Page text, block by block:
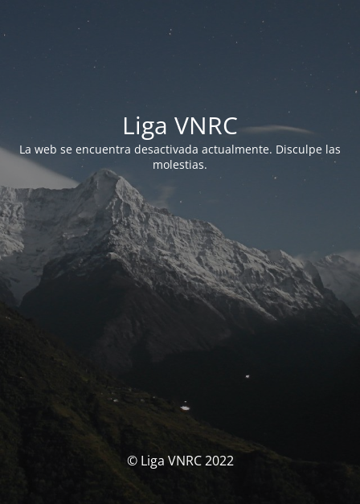
Liga VNRC
La web se encuentra desactivada actualmente. Disculpe las
molestias.
© Liga VNRC 2022